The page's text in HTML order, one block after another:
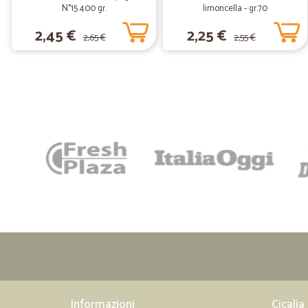
N°15 400 gr.
2,45 € 2,65 €
limoncella - gr.70
2,25 € 2,55 €